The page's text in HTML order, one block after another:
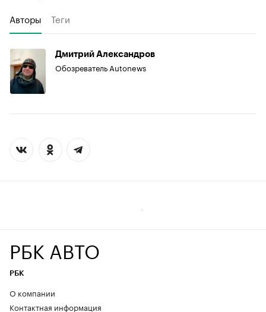
Авторы Теги
Дмитрий Александров
Обозреватель Autonews
РБК АВТО
РБК
О компании
Контактная информация